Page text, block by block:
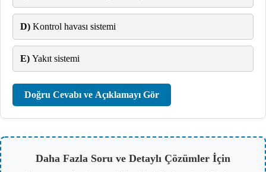
D) Kontrol havası sistemi
E) Yakıt sistemi
Doğru Cevabı ve Açıklamayı Gör
Daha Fazla Soru ve Detaylı Çözümler İçin